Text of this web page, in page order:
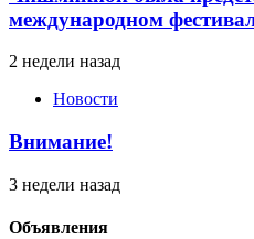
международном
2 недели назад
Новости
Внимание!
3 недели назад
Объявления